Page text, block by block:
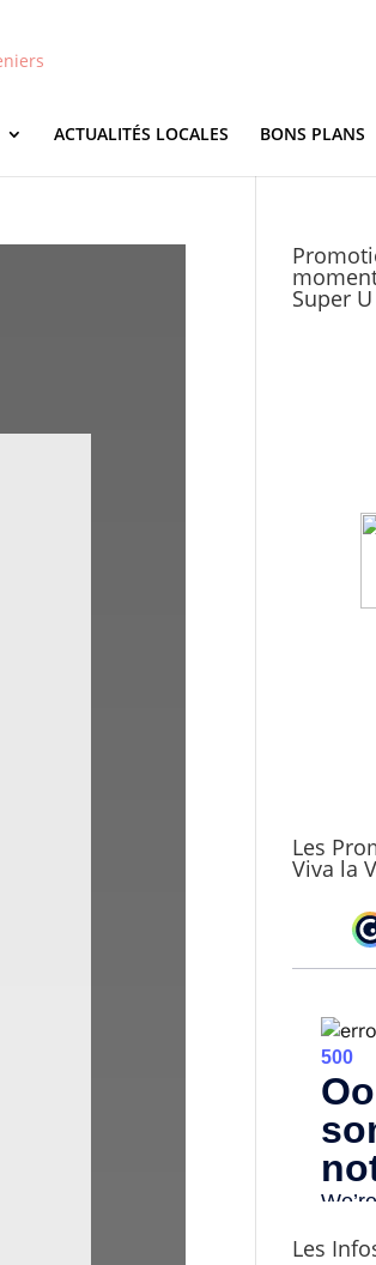
ACTUALITÉS LOCALES BONS PLANS
Super U
Les
Viva la
Les